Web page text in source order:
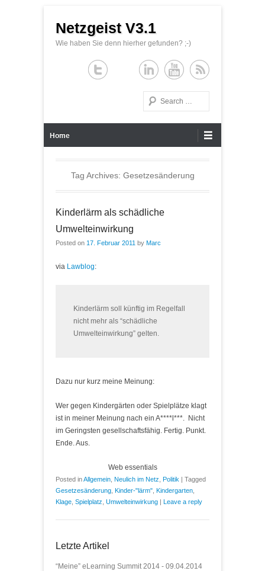
Netzgeist V3.1
Wie haben Sie denn hierher gefunden? ;-)
Search
Home
Tag Archives: Gesetzesänderung
Kinderlärm als schädliche
Umwelteinwirkung
Posted on 17. Februar 2011 by Marc
via Lawblog:
Kinderlärm soll künftig im Regelfall
nicht mehr als “schädliche
Umwelteinwirkung” gelten.
Dazu nur kurz meine Meinung:
Wer gegen Kindergärten oder Spielplätze klagt
ist in meiner Meinung nach ein A****l***. Nicht
im Geringsten gesellschaftsfähig. Fertig. Punkt.
Ende. Aus.
Web essentials
Posted inAllgemein Neulich im Netz Politik | Tagged
Gesetzesänderung Kinder-"lärm" Kindergarten
Klage Spielplatz Umwelteinwirkung | Leave a reply
Letzte Artikel
“Meine” eLearning Summit 2014 - 09.04.2014